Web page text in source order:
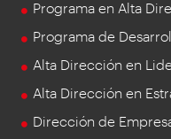
Programa en Alta
Programa de
Alta Dirección en
Alta Dirección en
Dirección de